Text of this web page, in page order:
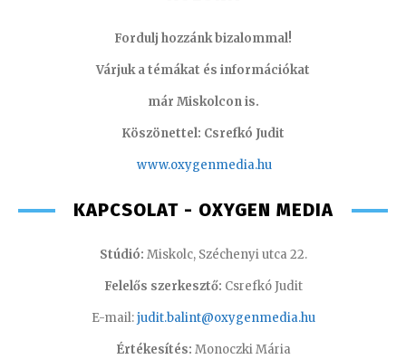
Fordulj hozzánk bizalommal!
Várjuk a témákat és információkat
már Miskolcon is.
Köszönettel: Csrefkó Judit
www.oxygenmedia.hu
KAPCSOLAT - OXYGEN MEDIA
Stúdió: Miskolc, Széchenyi utca 22.
Felelős szerkesztő: Csrefkó Judit
E-mail:judit.balint@oxygenmedia.hu
Értékesítés: Monoczki Mária